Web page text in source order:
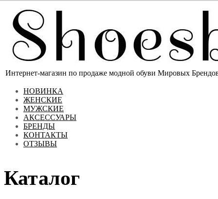
Интернет-магазин по продаже модной обуви Мировых
НОВИНКА
ЖЕНСКИЕ
МУЖСКИЕ
АКСЕССУАРЫ
БРЕНДЫ
КОНТАКТЫ
ОТЗЫВЫ
Каталог